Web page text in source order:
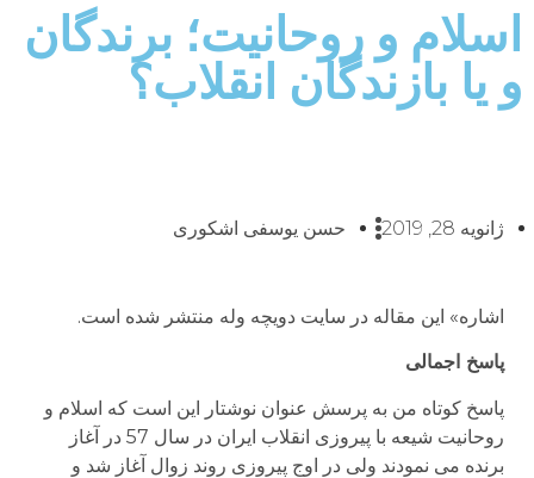
اسلام و روحانیت؛ برندگان
و یا بازندگان انقلاب؟
ژانویه 28, 2019 حسن یوسفی اشکوری
اشاره» این مقاله در سایت دویچه وله منتشر شده است.
پاسخ اجمالی
پاسخ کوتاه من به پرسش عنوان نوشتار این است که اسلام و
روحانیت شیعه با پیروزی انقلاب ایران در سال 57 در آغاز
برنده می نمودند ولی در اوج پیروزی روند زوال آغاز شد و